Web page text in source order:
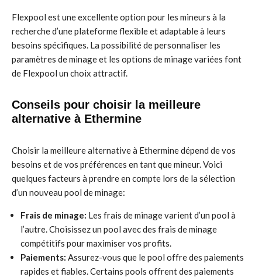
Flexpool est une excellente option pour les mineurs à la
recherche d’une plateforme flexible et adaptable à leurs
besoins spécifiques. La possibilité de personnaliser les
paramètres de minage et les options de minage variées font
de Flexpool un choix attractif.
Conseils pour choisir la meilleure
alternative à Ethermine
Choisir la meilleure alternative à Ethermine dépend de vos
besoins et de vos préférences en tant que mineur. Voici
quelques facteurs à prendre en compte lors de la sélection
d’un nouveau pool de minage:
Frais de minage: Les frais de minage varient d’un pool à
l’autre. Choisissez un pool avec des frais de minage
compétitifs pour maximiser vos profits.
Paiements: Assurez-vous que le pool offre des paiements
rapides et fiables. Certains pools offrent des paiements